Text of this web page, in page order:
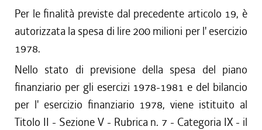
Per le finalità previste dal precedente articolo 19, è
autorizzata la spesa di lire 200 milioni per l' esercizio
1978.
Nello stato di previsione della spesa del piano
finanziario per gli esercizi 1978-1981 e del bilancio
per l' esercizio finanziario 1978, viene istituito al
Titolo II - Sezione V - Rubrica n. 7 - Categoria IX - il